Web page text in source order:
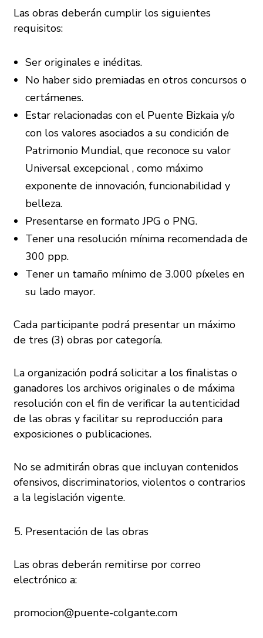
Las obras deberán cumplir los siguientes
requisitos:
Ser originales e inéditas.
No haber sido premiadas en otros concursos o
certámenes.
Estar relacionadas con el Puente Bizkaia y/o
con los valores asociados a su condición de
Patrimonio Mundial, que reconoce su valor
Universal excepcional , como máximo
exponente de innovación, funcionabilidad y
belleza.
Presentarse en formato JPG o PNG.
Tener una resolución mínima recomendada de
300 ppp.
Tener un tamaño mínimo de 3.000 píxeles en
su lado mayor.
Cada participante podrá presentar un máximo
de tres (3) obras por categoría.
La organización podrá solicitar a los finalistas o
ganadores los archivos originales o de máxima
resolución con el fin de verificar la autenticidad
de las obras y facilitar su reproducción para
exposiciones o publicaciones.
No se admitirán obras que incluyan contenidos
ofensivos, discriminatorios, violentos o contrarios
a la legislación vigente.
Presentación de las obras
Las obras deberán remitirse por correo
electrónico a:
promocion@puente-colgante.com